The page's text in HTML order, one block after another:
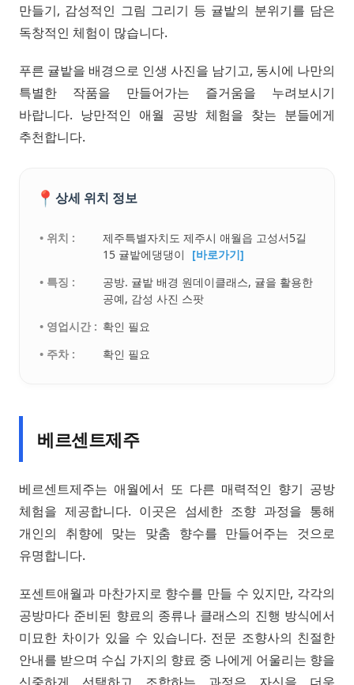
만들기, 감성적인 그림 그리기 등 귤밭의 분위기를 담은
독창적인 체험이 많습니다.
푸른 귤밭을 배경으로 인생 사진을 남기고, 동시에 나만의
특별한 작품을 만들어가는 즐거움을 누려보시기
바랍니다. 낭만적인 애월 공방 체험을 찾는 분들에게
추천합니다.
📍 상세 위치 정보
• 위치 :
제주특별자치도 제주시 애월읍 고성서5길
15 귤밭에댕댕이
[바로가기]
• 특징 :
공방. 귤밭 배경 원데이클래스, 귤을 활용한
공예, 감성 사진 스팟
• 영업시간 : 확인 필요
• 주차 :
확인 필요
베르센트제주
베르센트제주는 애월에서 또 다른 매력적인 향기 공방
체험을 제공합니다. 이곳은 섬세한 조향 과정을 통해
개인의 취향에 맞는 맞춤 향수를 만들어주는 것으로
유명합니다.
포센트애월과 마찬가지로 향수를 만들 수 있지만, 각각의
공방마다 준비된 향료의 종류나 클래스의 진행 방식에서
미묘한 차이가 있을 수 있습니다. 전문 조향사의 친절한
안내를 받으며 수십 가지의 향료 중 나에게 어울리는 향을
신중하게 선택하고 조합하는 과정은 자신을 더욱